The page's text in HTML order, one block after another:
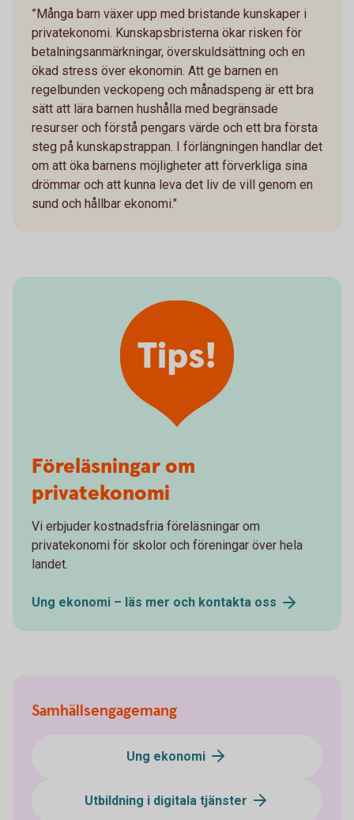
”Många barn växer upp med bristande kunskaper i
privatekonomi. Kunskapsbristerna ökar risken för
betalningsanmärkningar, överskuldsättning och en
ökad stress över ekonomin. Att ge barnen en
regelbunden veckopeng och månadspeng är ett bra
sätt att lära barnen hushålla med begränsade
resurser och förstå pengars värde och ett bra första
steg på kunskapstrappan. I förlängningen handlar det
om att öka barnens möjligheter att förverkliga sina
drömmar och att kunna leva det liv de vill genom en
sund och hållbar ekonomi."
Föreläsningar om
privatekonomi
Vi erbjuder kostnadsfria föreläsningar om
privatekonomi för skolor och föreningar över hela
landet.
Ung ekonomi – läs mer och kontakta oss
Tips!
Samhällsengagemang
Ung ekonomi
Utbildning i digitala tjänster